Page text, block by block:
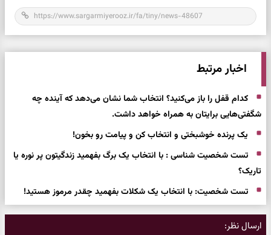
اخبار مرتبط
کدام قفل را باز می‌کنید؟ انتخاب شما نشان می‌دهد که آینده چه
شگفتی‌هایی برایتان به همراه خواهد داشت.
یک پرنده خوشبختی و انتخاب کن و پیامت رو بخون!
تست شخصیت شناسی : با انتخاب یک برگ بفهمید زندگیتون پر نوره یا
تاریک؟
تست شخصیت: با انتخاب یک شکلات بفهمید چقدر مرموز هستید!
ارسال نظر: